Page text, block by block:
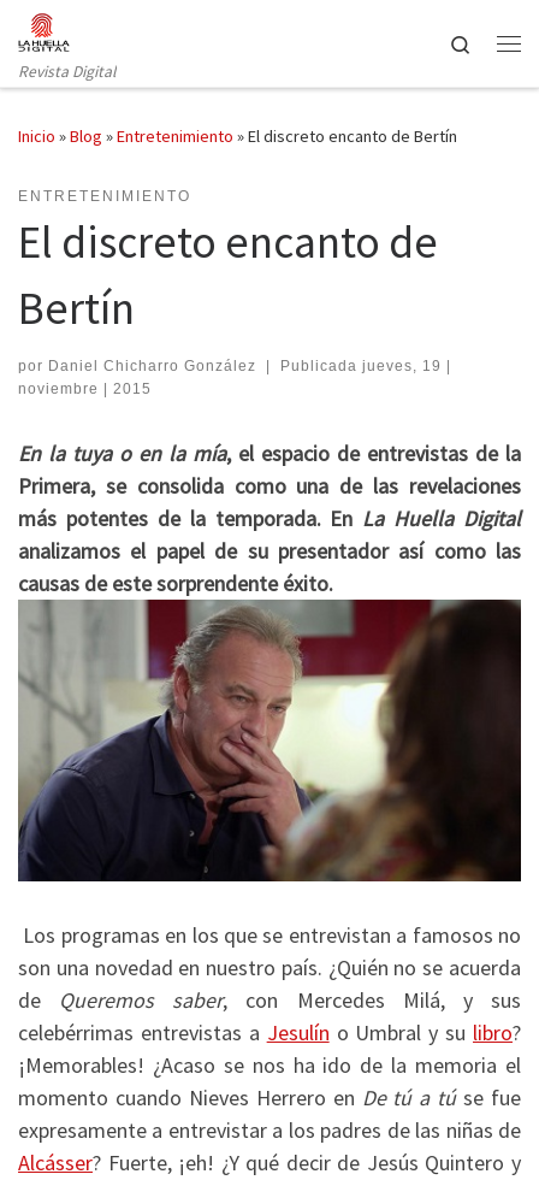
Saltar al contenido
Revista Digital
Search
Inicio »Blog »Entretenimiento »El discreto encanto de Bertín
ENTRETENIMIENTO
El discreto encanto de
Bertín
por Daniel Chicharro González | Publicada jueves, 19 |
noviembre | 2015
En la tuya o en la mía, el espacio de entrevistas de la
Primera, se consolida como una de las revelaciones
más potentes de la temporada. En La Huella Digital
analizamos el papel de su presentador así como las
causas de este sorprendente éxito.
Los programas en los que se entrevistan a famosos no
son una novedad en nuestro país. ¿Quién no se acuerda
de Queremos saber, con Mercedes Milá, y sus
celebérrimas entrevistas a Jesulín o Umbral y su libro?
¡Memorables! ¿Acaso se nos ha ido de la memoria el
momento cuando Nieves Herrero en De tú a túse fue
expresamente a entrevistar a los padres de las niñas de
Alcásser? Fuerte, ¡eh! ¿Y qué decir de Jesús Quintero y